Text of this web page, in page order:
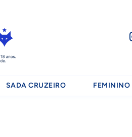
SADA CRUZEIRO FEMININO